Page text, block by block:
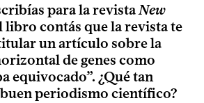
para la revistaNew
libro contás que la revista te
un artículo sobre la
de genes como
equivocado”. ¿Qué tan
periodismo científico?